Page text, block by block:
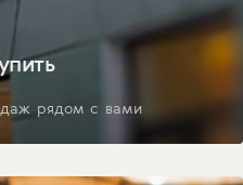
рядом с вами